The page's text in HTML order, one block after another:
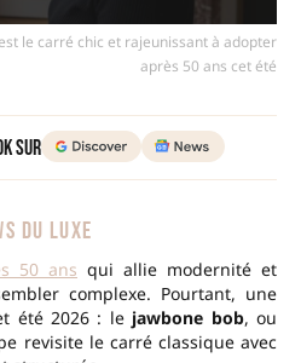
le carré chic et rajeunissant à adopter
après 50 ans cet été
sur
DU LUXE
50 ans qui allie modernité et
complexe. Pourtant, une
été 2026 : le jawbone bob, ou
revisite le carré classique avec